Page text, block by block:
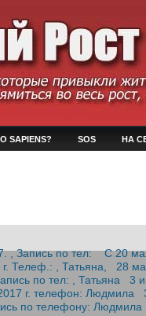
SAPIENS? SOS НА
, Запись по тел: С 20
Телеф.: , Татьяна, 28
по тел: , Татьяна 3
г. телефон: Людмила
по телефону: